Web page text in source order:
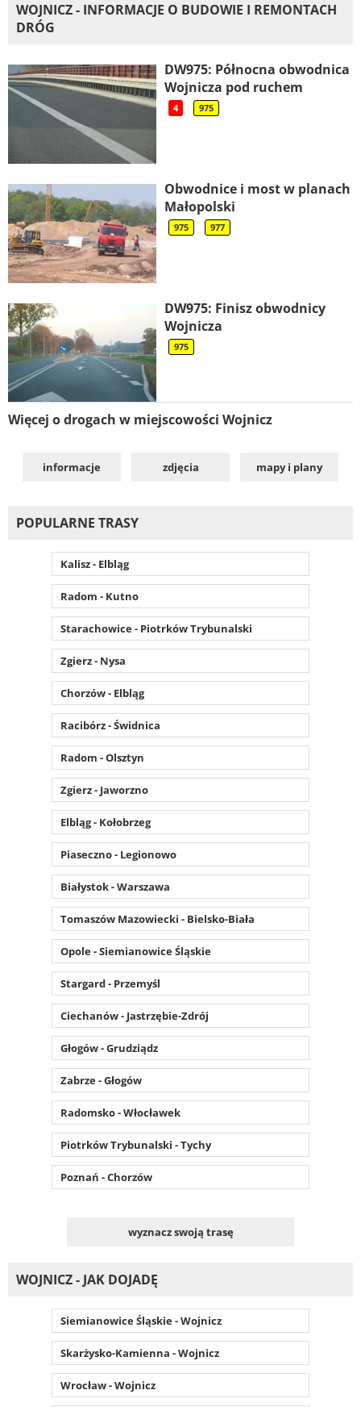
WOJNICZ - INFORMACJE O BUDOWIE I REMONTACH
DRÓG
DW975: Północna obwodnica
Wojnicza pod ruchem
4 975
Obwodnice i most w planach
Małopolski
975 977
DW975: Finisz obwodnicy
Wojnicza
975
Więcej o drogach w miejscowości Wojnicz
informacje zdjęcia mapy i plany
POPULARNE TRASY
Kalisz - Elbląg
Radom - Kutno
Starachowice - Piotrków Trybunalski
Zgierz - Nysa
Chorzów - Elbląg
Racibórz - Świdnica
Radom - Olsztyn
Zgierz - Jaworzno
Elbląg - Kołobrzeg
Piaseczno - Legionowo
Białystok - Warszawa
Tomaszów Mazowiecki - Bielsko-Biała
Opole - Siemianowice Śląskie
Stargard - Przemyśl
Ciechanów - Jastrzębie-Zdrój
Głogów - Grudziądz
Zabrze - Głogów
Radomsko - Włocławek
Piotrków Trybunalski - Tychy
Poznań - Chorzów
wyznacz swoją trasę
WOJNICZ - JAK DOJADĘ
Siemianowice Śląskie - Wojnicz
Skarżysko-Kamienna - Wojnicz
Wrocław - Wojnicz